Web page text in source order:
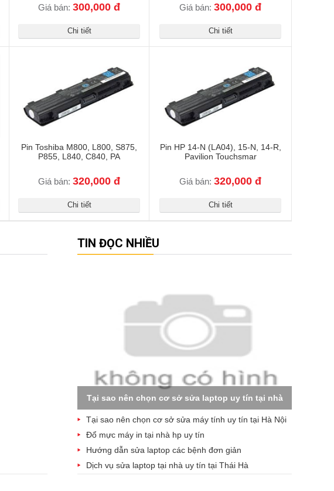
Giá bán: 300,000 đ
Chi tiết
Giá bán: 300,000 đ
Chi tiết
Pin Toshiba M800, L800, S875,
P855, L840, C840, PA
Giá bán: 320,000 đ
Chi tiết
Pin HP 14-N (LA04), 15-N, 14-R,
Pavilion Touchsmar
Giá bán: 320,000 đ
Chi tiết
TIN ĐỌC NHIỀU
Tại sao nên chọn cơ sở sửa laptop uy tín tại nhà
Tại sao nên chọn cơ sở sửa máy tính uy tín tại Hà Nội
Đổ mực máy in tại nhà hp uy tín
Hướng dẫn sửa laptop các bệnh đơn giản
Dịch vụ sửa laptop tại nhà uy tín tại Thái Hà